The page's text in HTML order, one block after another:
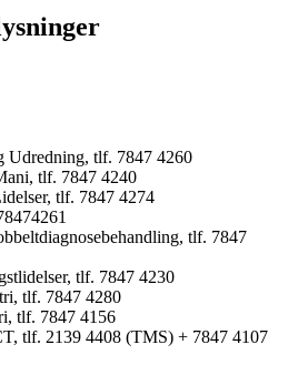
Udredning, tlf. 7847 4260
tlf. 7847 4240
tlf. 7847 4274
tlf. 7847
tlf. 7847 4230
tlf. 7847 4280
tlf. 7847 4156
tlf. 2139 4408 (TMS) + 7847 4107